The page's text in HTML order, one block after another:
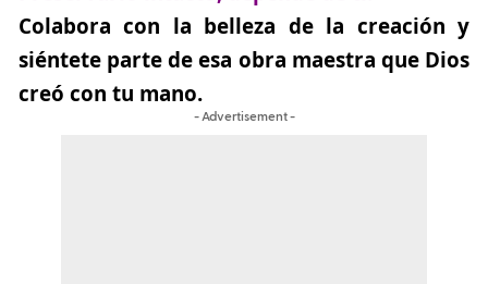
Colabora con la belleza de la creación y
siéntete parte de esa obra maestra que Dios
creó con tu mano.
- Advertisement -